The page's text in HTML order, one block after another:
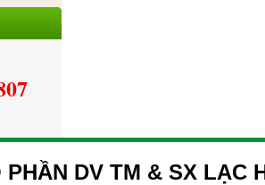
PHẦN DV TM & SX LẠC